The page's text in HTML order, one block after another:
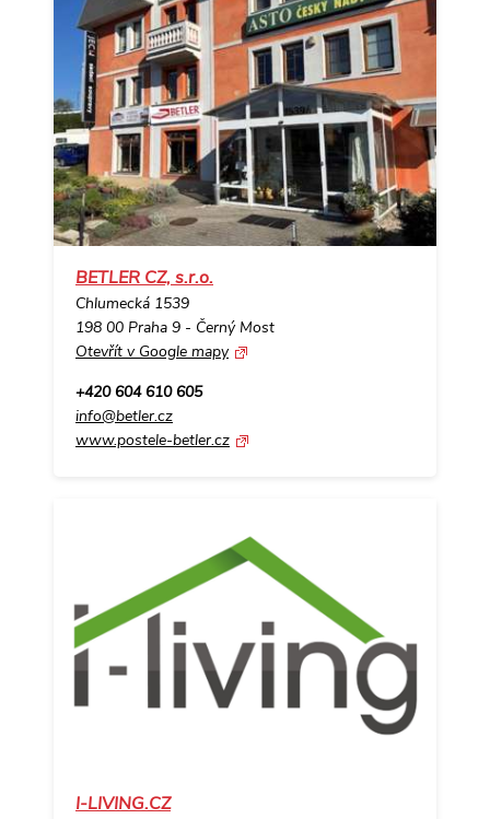
BETLER CZ, s.r.o.
Chlumecká 1539
198 00 Praha 9 - Černý Most
Otevřít v Google mapy
+420 604 610 605
info@betler.cz
www.postele-betler.cz
I-LIVING.CZ